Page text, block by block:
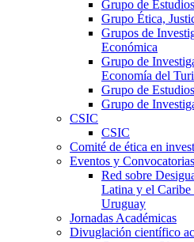
Grupo de
Grupo Ética,
Grupos de
Económica
Grupo de
Economía del
Grupo de
Grupo de
CSIC
CSIC
Comité de ética en
Eventos y Convocatorias
Red sobre
Latina y el
Uruguay
Jornadas Académicas
Divuglación científico